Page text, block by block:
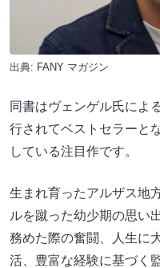
出典: FANY マガジン
同書はヴェンゲル氏によ
行されてベストセラーと
している注目作です。
生まれ育ったアルザス地
ルを蹴った幼少期の思い
務めた際の奮闘、人生に
活、豊富な経験に基づく